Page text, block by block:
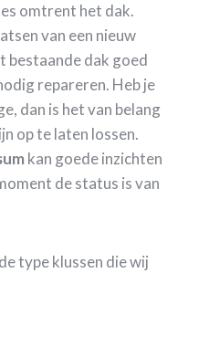
omtrent het dak.
van een nieuw
bestaande dak goed
repareren. Heb je
dan is het van belang
op te laten lossen.
kan goede inzichten
de status is van
type klussen die wij